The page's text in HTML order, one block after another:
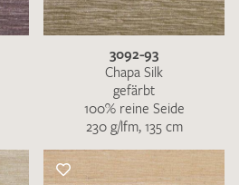
3092-93
Chapa Silk
gefärbt
100% reine Seide
230 g/lfm, 135 cm